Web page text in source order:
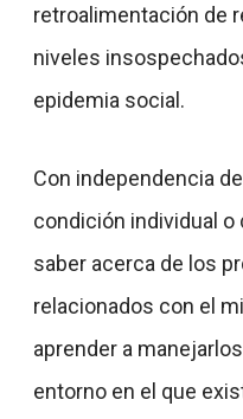
retroalimentación de
niveles
epidemia social.
Con independencia
condición individual
saber acerca de los
relacionados con el
aprender a
entorno en el que